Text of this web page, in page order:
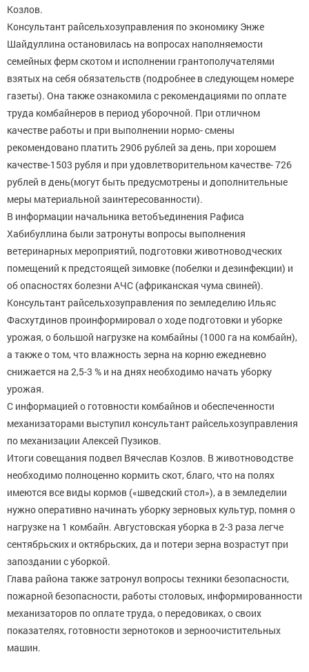
Козлов.
Консультант райсельхозуправления по экономику Энже
Шайдуллина остановилась на вопросах наполняемости
семейных ферм скотом и исполнении грантополучателями
взятых на себя обязательств (подробнее в следующем номере
газеты). Она также ознакомила с рекомендациями по оплате
труда комбайнеров в период уборочной. При отличном
качестве работы и при выполнении нормо- смены
рекомендовано платить 2906 рублей за день, при хорошем
качестве-1503 рубля и при удовлетворительном качестве- 726
рублей в день(могут быть предусмотрены и дополнительные
меры материальной заинтересованности).
В информации начальника ветобъединения Рафиса
Хабибуллина были затронуты вопросы выполнения
ветеринарных мероприятий, подготовки животноводческих
помещений к предстоящей зимовке (побелки и дезинфекции) и
об опасностях болезни АЧС (африканская чума свиней).
Консультант райсельхозуправления по земледелию Ильяс
Фасхутдинов проинформировал о ходе подготовки и уборке
урожая, о большой нагрузке на комбайны (1000 га на комбайн),
а также о том, что влажность зерна на корню ежедневно
снижается на 2,5-3 % и на днях необходимо начать уборку
урожая.
С информацией о готовности комбайнов и обеспеченности
механизаторами выступил консультант райсельхозуправления
по механизации Алексей Пузиков.
Итоги совещания подвел Вячеслав Козлов. В животноводстве
необходимо полноценно кормить скот, благо, что на полях
имеются все виды кормов («шведский стол»), а в земледелии
нужно оперативно начинать уборку зерновых культур, помня о
нагрузке на 1 комбайн. Августовская уборка в 2-3 раза легче
сентябрьских и октябрьских, да и потери зерна возрастут при
запоздании с уборкой.
Глава района также затронул вопросы техники безопасности,
пожарной безопасности, работы столовых, информированности
механизаторов по оплате труда, о передовиках, о своих
показателях, готовности зернотоков и зерноочистительных
машин.